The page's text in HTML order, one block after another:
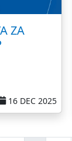
ZA
16 DEC 2025